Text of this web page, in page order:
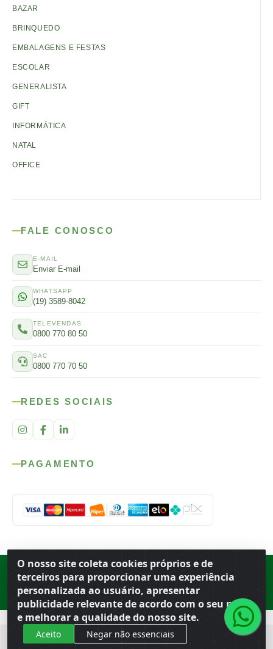
O nosso site coleta cookies próprios e de
terceiros para proporcionar uma experiência
personalizada ao usuário, apresentar
publicidade relevante de acordo com o seu perfil
e melhorar a qualidade do nosso site.
Aceito
Negar não essenciais
BAZAR
BRINQUEDO
EMBALAGENS E FESTAS
ESCOLAR
GENERALISTA
GIFT
INFORMÁTICA
NATAL
OFFICE
FALE CONOSCO
E-MAIL
Enviar E-mail
WHATSAPP
(19) 3589-8042
TELEVENDAS
0800 770 80 50
SAC
0800 770 70 50
REDES SOCIAIS
PAGAMENTO
Rod. SP-215, s/n, km 98 — Área Rural Porto Ferreira ·BR
· CEP
· CNPJ 56.679.863/0001-91
© 2026 Atacado Ideal